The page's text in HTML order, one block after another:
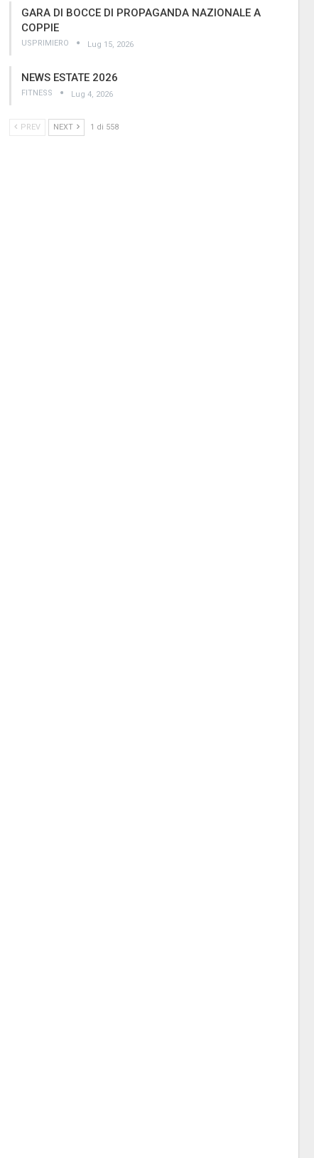
GARA DI BOCCE DI PROPAGANDA NAZIONALE A
COPPIE
USPRIMIERO Lug 15, 2026
NEWS ESTATE 2026
FITNESS Lug 4, 2026
PREV NEXT 1 di 558